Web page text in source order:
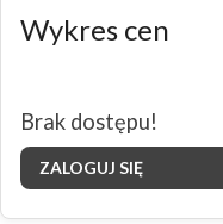
Wykres cen
Brak dostępu!
ZALOGUJ SIĘ